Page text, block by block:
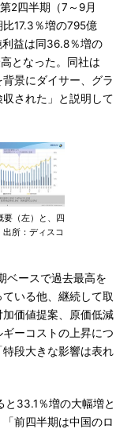
2四半期（7～9月
17.3％増の795億
益は同36.8％増の
となった。同社は
景にダイサー、グラ
された」と説明して
（左）と、四
所：ディスコ
ベースで過去最高を
いる他、継続して取
価値提案、原価低減
ーコストの上昇につ
段大きな影響は表れ
33.1％増の大幅増と
前四半期は中国のロ